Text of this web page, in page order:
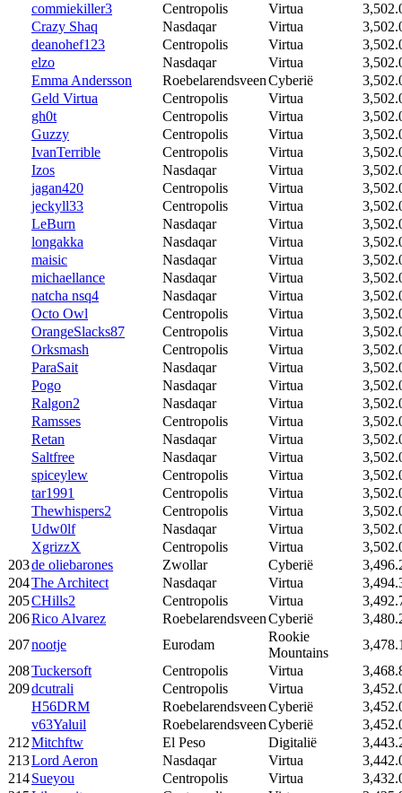
commiekiller3
Centropolis Virtua
Crazy Shaq
Nasdaqar Virtua
deanohef123
Centropolis Virtua
elzo
Nasdaqar Virtua
Emma Andersson
RoebelarendsveenCyberië
Geld Virtua
Centropolis Virtua
gh0t
Centropolis Virtua
Guzzy
Centropolis Virtua
IvanTerrible
Centropolis Virtua
Izos
Nasdaqar Virtua
jagan420
Centropolis Virtua
jeckyll33
Centropolis Virtua
LeBurn
Nasdaqar Virtua
longakka
Nasdaqar Virtua
maisic
Nasdaqar Virtua
michaellance
Nasdaqar Virtua
natcha nsq4
Nasdaqar Virtua
Octo Owl
Centropolis Virtua
OrangeSlacks87
Centropolis Virtua
Orksmash
Centropolis Virtua
ParaSait
Nasdaqar Virtua
Pogo
Nasdaqar Virtua
Ralgon2
Nasdaqar Virtua
Ramsses
Centropolis Virtua
Retan
Nasdaqar Virtua
Saltfree
Nasdaqar Virtua
spiceylew
Centropolis Virtua
tar1991
Centropolis Virtua
Thewhispers2
Centropolis Virtua
Udw0lf
Nasdaqar Virtua
XgrizzX
Centropolis Virtua
203de oliebarones Zwollar Cyberië
204The Architect Nasdaqar Virtua
205CHills2 Centropolis Virtua
206Rico Alvarez RoebelarendsveenCyberië
207nootje Eurodam
Rookie
Mountains
208Tuckersoft Centropolis Virtua
209dcutrali Centropolis Virtua
H56DRM
RoebelarendsveenCyberië
v63Yaluil
RoebelarendsveenCyberië
212Mitchftw El Peso Digitalië
213Lord Aeron Nasdaqar Virtua
214Sueyou Centropolis Virtua